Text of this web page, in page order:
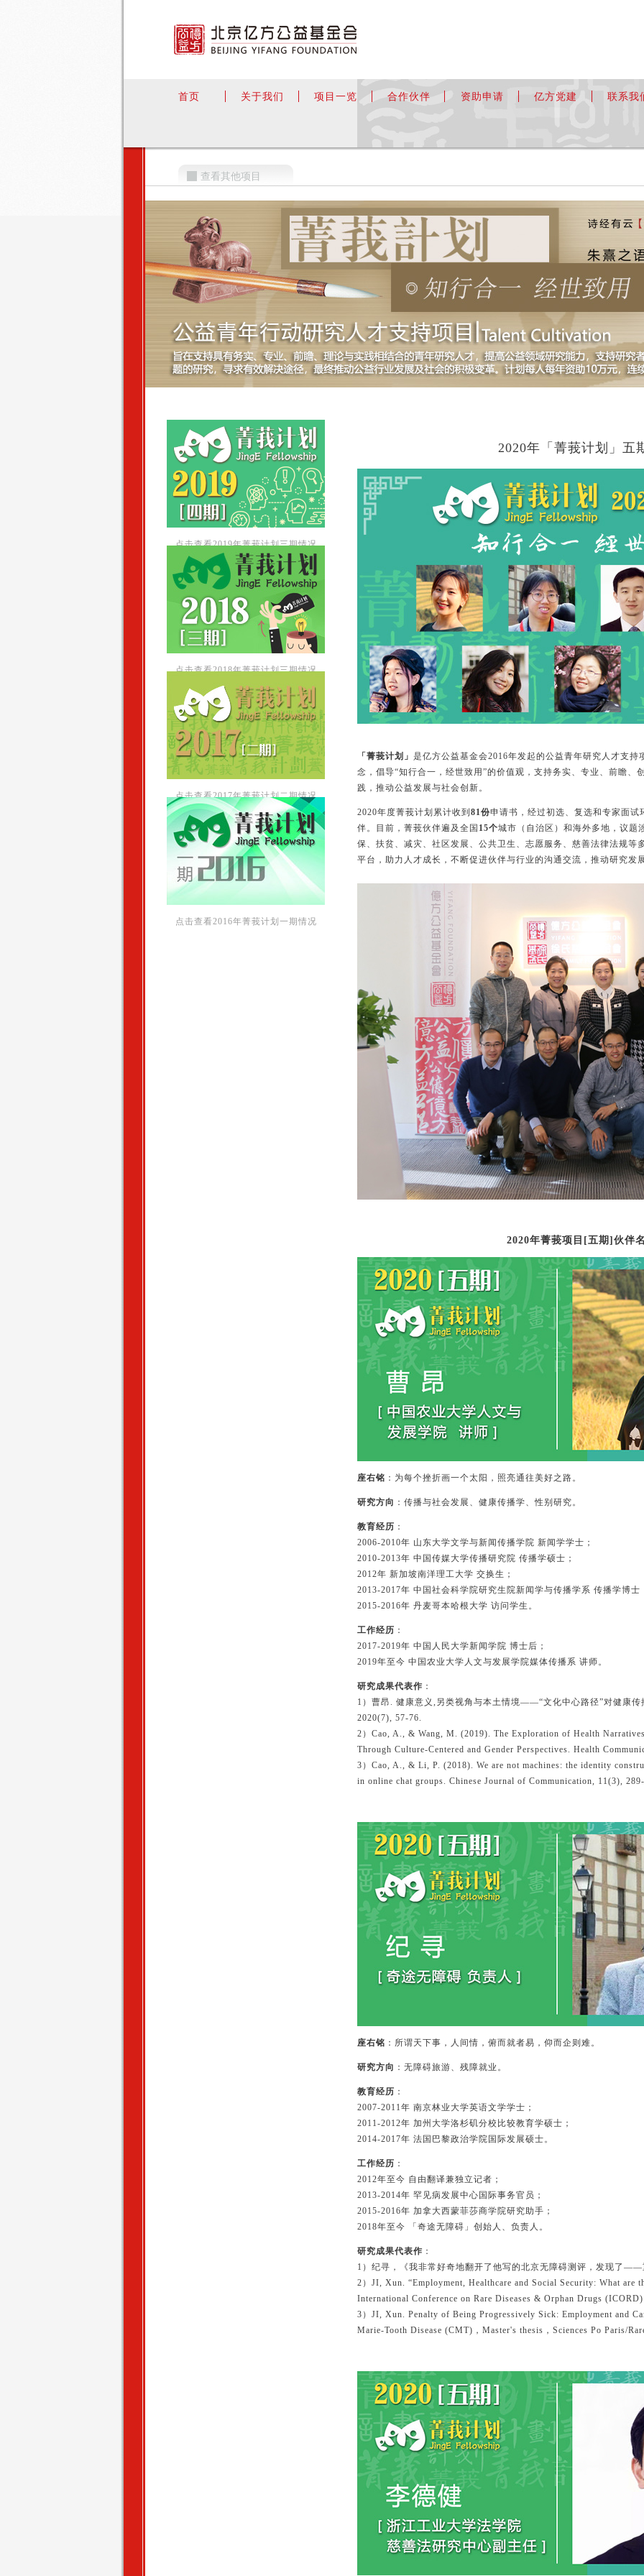
首页 关于我们 项目一览 合作伙伴 资助申请 亿方党建 联系我
查看其他项目
点击查看2019年菁莪计划三期情况
点击查看2018年菁莪计划三期情况
点击查看2017年菁莪计划二期情况
点击查看2016年菁莪计划一期情况
2020年「菁莪计划」五
「菁莪计划」 是亿方公益基金会2016年发起的公益青年研究人才支
念，倡导“知行合一，经世致用”的价值观，支持务实、专业、前瞻、
践，推动公益发展与社会创新。
2020年度菁莪计划累计收到 81份申请书，经过初选、复选和专家面试
伴。目前，菁莪伙伴遍及全国 15个城市（自治区）和海外多地，议题
保、扶贫、减灾、社区发展、公共卫生、志愿服务、慈善法律法规等
平台，助力人才成长，不断促进伙伴与行业的沟通交流，推动研究发
2020年菁莪项目[五期]伙伴
座右铭 ：为每个挫折画一个太阳，照亮通往美好之路。
研究方向 ：传播与社会发展、健康传播学、性别研究。
教育经历 ：
2006-2010年 山东大学文学与新闻传播学院 新闻学学士；
2010-2013年 中国传媒大学传播研究院 传播学硕士；
2012年 新加坡南洋理工大学 交换生；
2013-2017年 中国社会科学院研究生院新闻学与传播学系 传播学博士
2015-2016年 丹麦哥本哈根大学 访问学生。
工作经历 ：
2017-2019年 中国人民大学新闻学院 博士后；
2019年至今 中国农业大学人文与发展学院媒体传播系 讲师。
研究成果代表作 ：
1）曹昂. 健康意义,另类视角与本土情境——“文化中心路径”对健康
2020(7), 57-76.
2）Cao, A., & Wang, M. (2019). The Exploration of Health
Through Culture-Centered and Gender Perspectives. Health
3）Cao, A., & Li, P. (2018). We are not machines: the identity
in online chat groups. Chinese Journal of Communication, 11(3),
座右铭 ：所谓天下事，人间情，俯而就者易，仰而企则难。
研究方向 ：无障碍旅游、残障就业。
教育经历 ：
2007-2011年 南京林业大学英语文学学士；
2011-2012年 加州大学洛杉矶分校比较教育学硕士；
2014-2017年 法国巴黎政治学院国际发展硕士。
工作经历 ：
2012年至今 自由翻译兼独立记者；
2013-2014年 罕见病发展中心国际事务官员；
2015-2016年 加拿大西蒙菲莎商学院研究助手；
2018年至今 「奇途无障碍」创始人、负责人。
研究成果代表作 ：
1）纪寻，《我非常好奇地翻开了他写的北京无障碍测评，发现了
2）JI, Xun. “Employment, Healthcare and Social Security: What are
International Conference on Rare Diseases & Orphan Drugs
3）JI, Xun. Penalty of Being Progressively Sick: Employment and
Marie-Tooth Disease (CMT)，Master's thesis，Sciences Po Paris/